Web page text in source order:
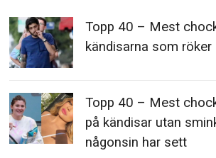
Topp 40 – Mest
kändisarna som röker
Topp 40 – Mest
på kändisar utan
någonsin har sett